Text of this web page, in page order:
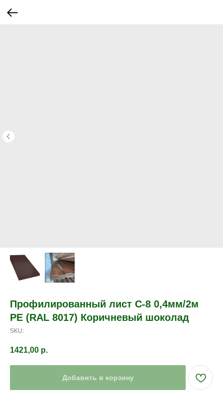
Профилированный лист С-8 0,4мм/2м
PE (RAL 8017) Коричневый шоколад
SKU:
1421,00 р.
Добавить в корзину